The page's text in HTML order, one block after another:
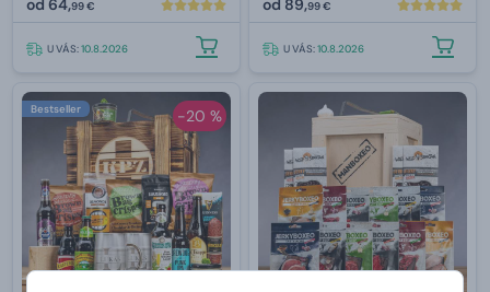
od 64,99 €
U VÁS:10.8.2026
od 89,99 €
U VÁS:10.8.2026
-20 %
Bestseller